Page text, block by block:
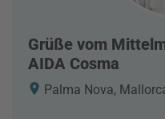
Grüße vom
AIDA Cosma
Palma Nova,